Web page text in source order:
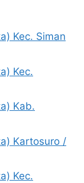
Kec. Siman
Kec.
Kab.
Kartosuro /
Kec.